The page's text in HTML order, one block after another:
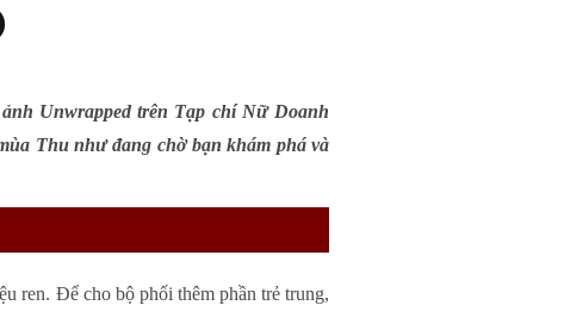
Unwrapped trên Tạp chí Nữ Doanh
Thu như đang chờ bạn khám phá và
ren. Để cho bộ phối thêm phần trẻ trung,